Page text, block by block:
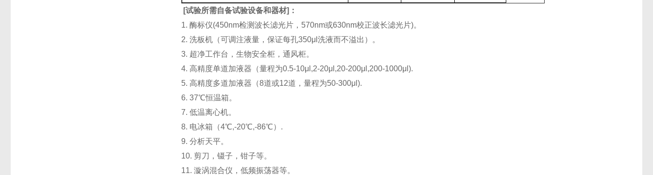
[试验所需自备试验设备和器材]：
1. 酶标仪(450nm检测波长滤光片，570nm或630nm校正波长滤光片)。
2. 洗板机（可调注液量，保证每孔350μl洗液而不溢出）。
3. 超净工作台，生物安全柜，通风柜。
4. 高精度单道加液器（量程为0.5-10μl,2-20μl,20-200μl,200-1000μl).
5. 高精度多道加液器（8道或12道，量程为50-300μl).
6. 37℃恒温箱。
7. 低温离心机。
8. 电冰箱（4℃,-20℃,-86℃）.
9. 分析天平。
10. 剪刀，镊子，钳子等。
11. 漩涡混合仪，低频振荡器等。